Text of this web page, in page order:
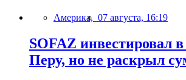
Америка, 07 августа, 16:19
SOFAZ инвестировал
Перу, но не раскрыл